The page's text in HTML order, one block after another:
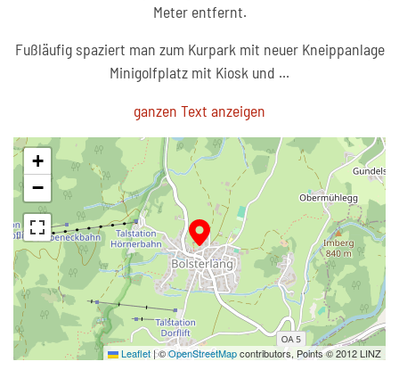
Meter entfernt.
Fußläufig spaziert man zum Kurpark mit neuer Kneippanlage
Minigolfplatz mit Kiosk und ...
ganzen Text anzeigen
+
−
Leaflet |©OpenStreetMapcontributors, Points © 2012 LINZ